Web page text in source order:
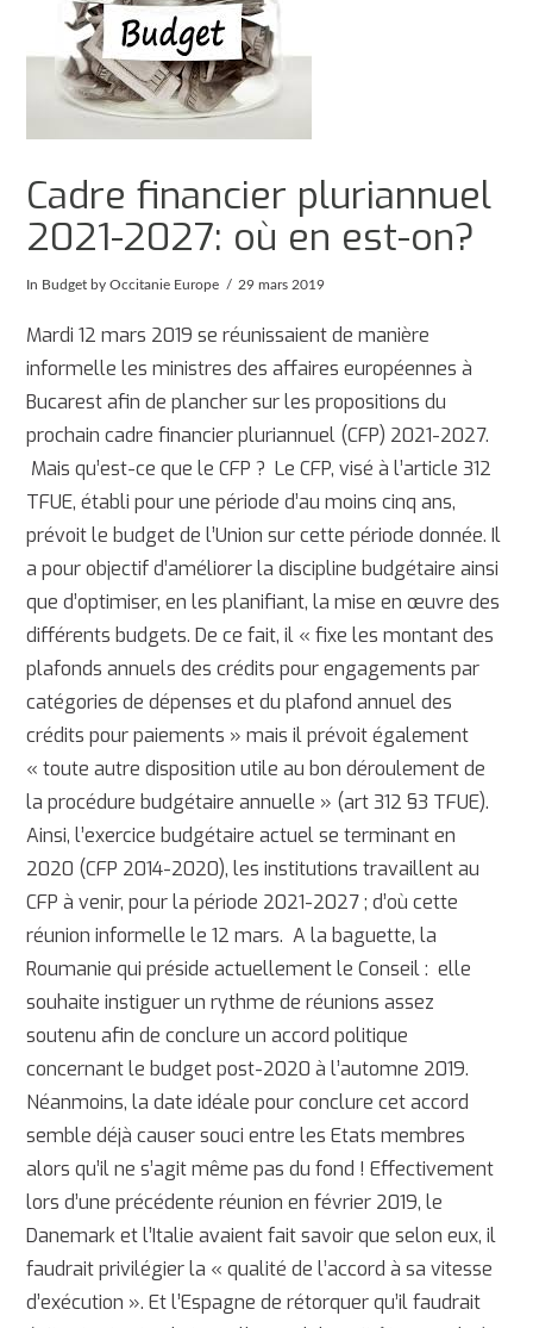
Cadre financier pluriannuel
2021-2027: où en est-on?
In Budget by Occitanie Europe 29 mars 2019
Mardi 12 mars 2019 se réunissaient de manière
informelle les ministres des affaires européennes à
Bucarest afin de plancher sur les propositions du
prochain cadre financier pluriannuel (CFP) 2021-2027.
Mais qu’est-ce que le CFP ? Le CFP, visé à l’article 312
TFUE, établi pour une période d’au moins cinq ans,
prévoit le budget de l’Union sur cette période donnée. Il
a pour objectif d’améliorer la discipline budgétaire ainsi
que d’optimiser, en les planifiant, la mise en œuvre des
différents budgets. De ce fait, il « fixe les montant des
plafonds annuels des crédits pour engagements par
catégories de dépenses et du plafond annuel des
crédits pour paiements » mais il prévoit également
« toute autre disposition utile au bon déroulement de
la procédure budgétaire annuelle » (art 312 §3 TFUE).
Ainsi, l’exercice budgétaire actuel se terminant en
2020 (CFP 2014-2020), les institutions travaillent au
CFP à venir, pour la période 2021-2027 ; d’où cette
réunion informelle le 12 mars. A la baguette, la
Roumanie qui préside actuellement le Conseil : elle
souhaite instiguer un rythme de réunions assez
soutenu afin de conclure un accord politique
concernant le budget post-2020 à l’automne 2019.
Néanmoins, la date idéale pour conclure cet accord
semble déjà causer souci entre les Etats membres
alors qu’il ne s’agit même pas du fond ! Effectivement
lors d’une précédente réunion en février 2019, le
Danemark et l’Italie avaient fait savoir que selon eux, il
faudrait privilégier la « qualité de l’accord à sa vitesse
d’exécution ». Et l’Espagne de rétorquer qu’il faudrait